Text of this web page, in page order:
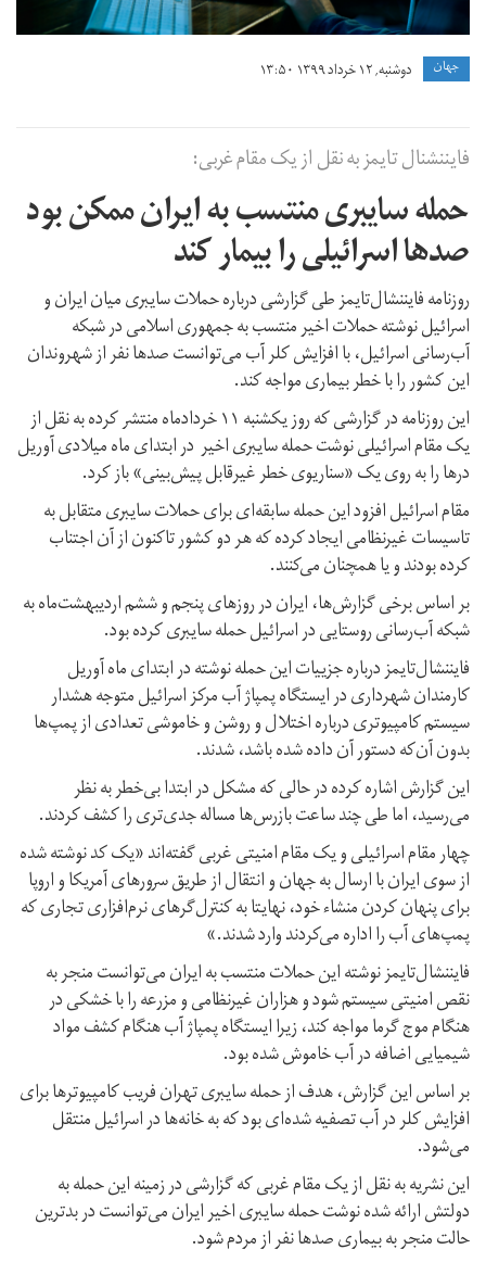
جهان دوشنبه, ۱۲ خرداد ۱۳۹۹ ۱۳:۵۰
فایننشنال تایمز به نقل از یک مقام غربی:
حمله سایبری منتسب به ایران ممکن بود
صدها اسرائیلی را بیمار کند
روزنامه فایننشال‌تایمز طی گزارشی درباره حملات سایبری میان ایران و
اسرائیل نوشته حملات اخیر منتسب به جمهوری اسلامی در شبکه
آب‌رسانی اسرائیل، با افزایش کلر آب می‌توانست صد‌ها نفر از شهروندان
این کشور را با خطر بیماری مواجه کند.
این روزنامه در گزارشی که روز یکشنبه ۱۱ خردادماه منتشر کرده به نقل از
یک مقام اسرائیلی نوشت حمله سایبری اخیر در ابتدای ماه میلادی آوریل
درها را به روی یک «سناریوی خطر غیرقابل پیش‌بینی» باز کرد.
مقام اسرائیل افزود این حمله سابقه‌‌ای برای حملات سایبری متقابل به
تاسیسات غیرنظامی ایجاد کرده که هر دو کشور تاکنون از آن اجتناب
کرده‌ بودند و یا همچنان می‌کنند.
بر اساس برخی گزارش‌ها، ایران در روزهای پنجم و ششم اردیبهشت‌ماه به
شبکه آب‌رسانی روستایی در اسرائیل حمله سایبری کرده بود.
فایننشال‌تایمز درباره جزییات این حمله نوشته در ابتدای ماه آوریل
کارمندان شهرداری در ایستگاه پمپاژ آب مرکز اسرائیل متوجه هشدار
سیستم کامپیوتری درباره اختلال و روشن و خاموشی تعدادی از پمپ‌ها
بدون آن‌که دستور آن داده شده باشد، شدند.
این گزارش اشاره کرده در حالی که مشکل در ابتدا بی‌خطر به نظر
می‌رسید، اما طی چند ساعت بازرس‌ها مساله جدی‌تری را کشف کردند.
چهار مقام اسرائیلی و یک مقام امنیتی غربی گفته‌اند «یک کد نوشته شده
از سوی ایران با ارسال به جهان و انتقال از طریق سرورهای آمریکا و اروپا
برای پنهان کردن منشاء خود، نهایتا به کنترل‌گرهای نرم‌افزاری تجاری که
پمپ‌های آب را اداره می‌کردند وارد شدند.»
فایننشال‌تایمز نوشته این حملات منتسب به ایران می‌توانست منجر به
نقص امنیتی سیستم شود و هزاران غیرنظامی و مزرعه را با خشکی در
هنگام موج گرما مواجه کند،‌ زیرا ایستگاه پمپاژ آب هنگام کشف مواد
شیمیایی اضافه در آب خاموش شده بود.
بر اساس این گزارش، هدف از حمله سایبری تهران فریب کامپیوترها برای
افزایش کلر در آب تصفیه‌ شده‌ای بود که به خانه‌ها در اسرائیل منتقل
می‌شود.
این نشریه به نقل از یک مقام‌ غربی که گزارشی در زمینه این حمله به
دولتش ارائه شده نوشت حمله سایبری اخیر ایران می‌توانست در بدترین
حالت منجر به بیماری صدها نفر از مردم شود.